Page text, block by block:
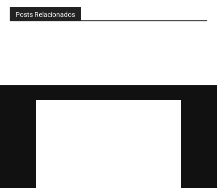
Posts Relacionados